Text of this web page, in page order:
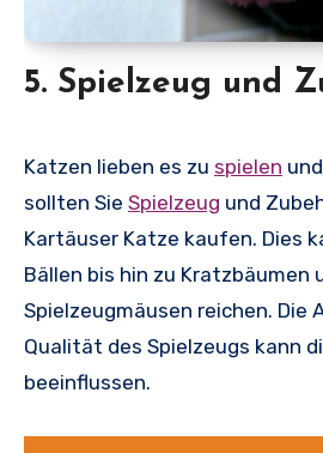
5. Spielzeug und
Katzen lieben es zu spielen
sollten Sie Spielzeug und
Kartäuser Katze kaufen. Dies
Bällen bis hin zu Kratzbäumen
Spielzeugmäusen reichen. Die
Qualität des Spielzeugs kann
beeinflussen.